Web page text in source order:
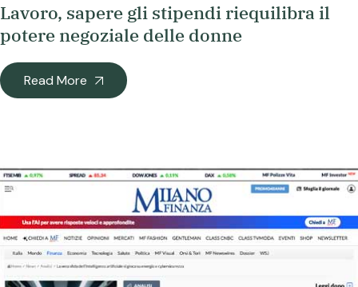
Lavoro, sapere gli stipendi riequilibra il
potere negoziale delle donne
Read More